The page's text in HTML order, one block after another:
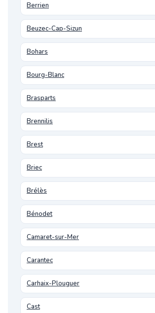
Berrien
Beuzec-Cap-Sizun
Bohars
Bourg-Blanc
Brasparts
Brennilis
Brest
Briec
Brélès
Bénodet
Camaret-sur-Mer
Carantec
Carhaix-Plouguer
Cast